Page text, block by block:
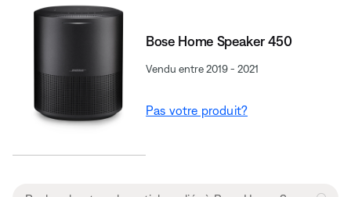
Bose Home Speaker 450
Vendu entre 2019 - 2021
Pas votre produit?